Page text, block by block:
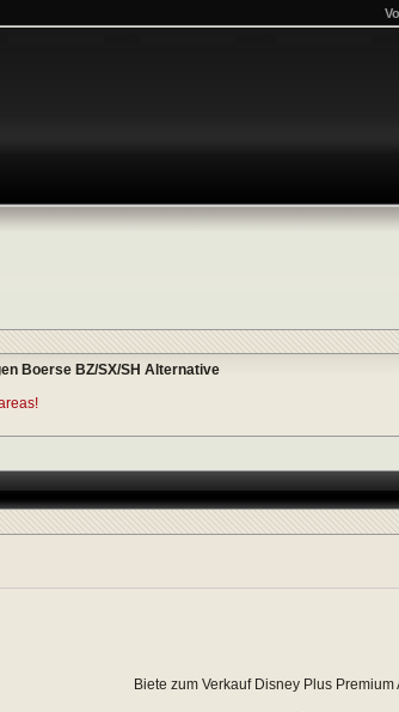
Boerse BZ/SX/SH Alternative
Biete zum Verkauf Disney Plus Premium